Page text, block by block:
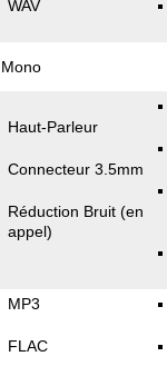
WAV
Mono
Haut-Parleur
Connecteur 3.5mm
Réduction Bruit (en
appel)
MP3
FLAC